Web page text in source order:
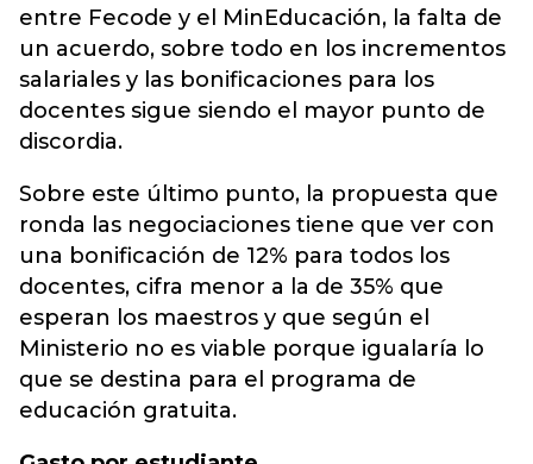
entre Fecode y el MinEducación, la falta de
un acuerdo, sobre todo en los incrementos
salariales y las bonificaciones para los
docentes sigue siendo el mayor punto de
discordia.
Sobre este último punto, la propuesta que
ronda las negociaciones tiene que ver con
una bonificación de 12% para todos los
docentes, cifra menor a la de 35% que
esperan los maestros y que según el
Ministerio no es viable porque igualaría lo
que se destina para el programa de
educación gratuita.